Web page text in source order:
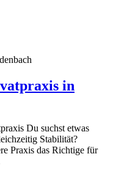
in
Du suchst etwas
Stabilität?
Praxis das Richtige für